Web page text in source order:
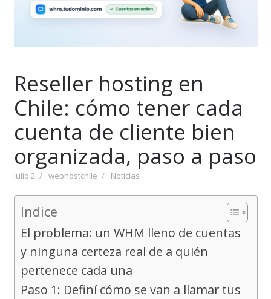
Reseller hosting en
Chile: cómo tener cada
cuenta de cliente bien
organizada, paso a paso
julio 2 webhostchile Noticias
Indice
El problema: un WHM lleno de cuentas
y ninguna certeza real de a quién
pertenece cada una
Paso 1: Definí cómo se van a llamar tus